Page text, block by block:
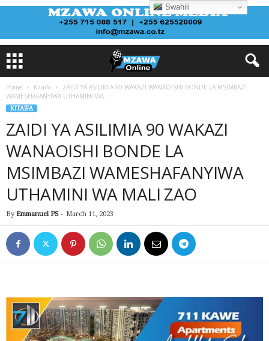
Home Kitaifa
ZAIDI YA ASILIMIA 90 WAKAZI WANAOISHI BONDE LA MSIMBAZI
WAMESHAFANYIWA UTHAMINI WA...
KITAIFA
ZAIDI YA ASILIMIA 90 WAKAZI
WANAOISHI BONDE LA
MSIMBAZI WAMESHAFANYIWA
UTHAMINI WA MALI ZAO
By Emmanuel PS - March 11, 2023
Swahili